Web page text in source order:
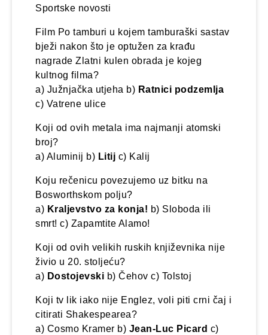
Sportske novosti
Film Po tamburi u kojem tamburaški sastav
bježi nakon što je optužen za krađu
nagrade Zlatni kulen obrada je kojeg
kultnog filma?
a) Južnjačka utjeha b) Ratnici podzemlja
c) Vatrene ulice
Koji od ovih metala ima najmanji atomski
broj?
a) Aluminij b) Litij c) Kalij
Koju rečenicu povezujemo uz bitku na
Bosworthskom polju?
a) Kraljevstvo za konja! b) Sloboda ili
smrt! c) Zapamtite Alamo!
Koji od ovih velikih ruskih književnika nije
živio u 20. stoljeću?
a) Dostojevski b) Čehov c) Tolstoj
Koji tv lik iako nije Englez, voli piti crni čaj i
citirati Shakespearea?
a) Cosmo Kramer b) Jean-Luc Picard c)